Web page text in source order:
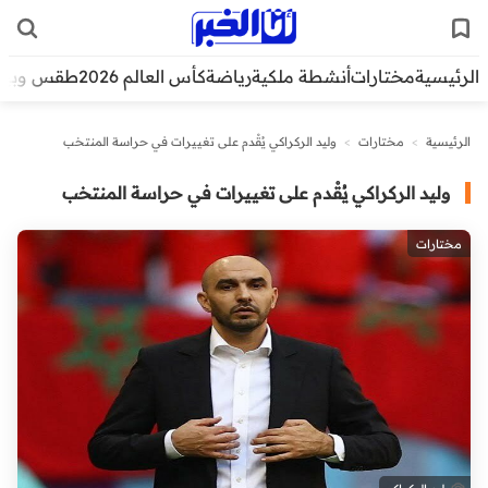
الرئيسيةمختاراتأنشطة ملكيةرياضةكأس العالم 2026 طقس
الرئيسية > مختارات > وليد الركراكي يُقْدم على تغييرات في حراسة المنتخب
وليد الركراكي يُقْدم على تغييرات في حراسة المنتخب
مختارات